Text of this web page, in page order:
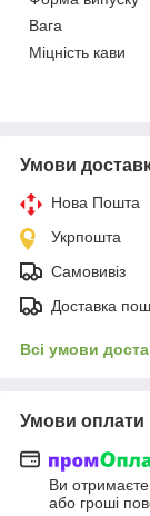
Вага
Міцність кави
Умови
Нова Пошта
Укрпошта
Самовивіз
Доставка
Всі умови
Умови оплати
Ви
або гроші